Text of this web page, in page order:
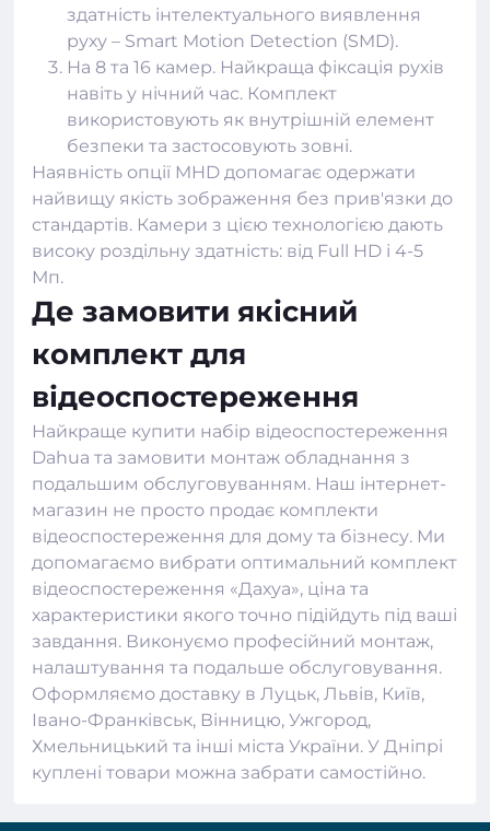
здатність інтелектуального виявлення
руху – Smart Motion Detection (SMD).
На 8 та 16 камер. Найкраща фіксація рухів
навіть у нічний час. Комплект
використовують як внутрішній елемент
безпеки та застосовують зовні.
Наявність опції MHD допомагає одержати
найвищу якість зображення без прив'язки до
стандартів. Камери з цією технологією дають
високу роздільну здатність: від Full HD і 4-5
Мп.
Де замовити якісний
комплект для
відеоспостереження
Найкраще купити набір відеоспостереження
Dahua та замовити монтаж обладнання з
подальшим обслуговуванням. Наш інтернет-
магазин не просто продає комплекти
відеоспостереження для дому та бізнесу. Ми
допомагаємо вибрати оптимальний комплект
відеоспостереження «Дахуа», ціна та
характеристики якого точно підійдуть під ваші
завдання. Виконуємо професійний монтаж,
налаштування та подальше обслуговування.
Оформляємо доставку в Луцьк, Львів, Київ,
Івано-Франківськ, Вінницю, Ужгород,
Хмельницький та інші міста України. У Дніпрі
куплені товари можна забрати самостійно.